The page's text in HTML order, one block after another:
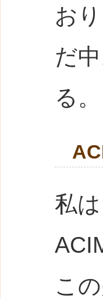
お
だ
る。
私
こ